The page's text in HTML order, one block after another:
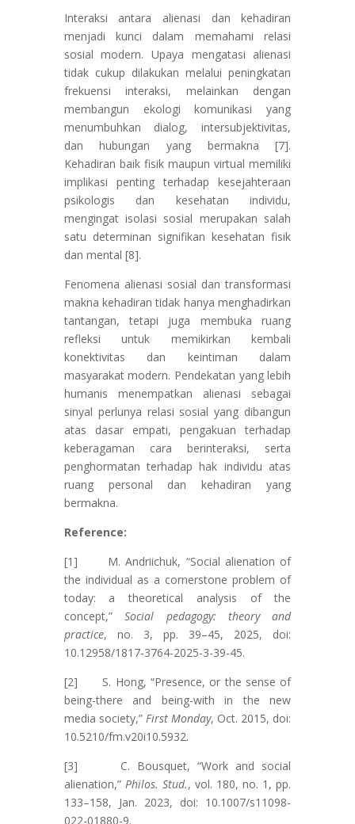
Interaksi antara alienasi dan kehadiran
menjadi kunci dalam memahami relasi
sosial modern. Upaya mengatasi alienasi
tidak cukup dilakukan melalui peningkatan
frekuensi interaksi, melainkan dengan
membangun ekologi komunikasi yang
menumbuhkan dialog, intersubjektivitas,
dan hubungan yang bermakna [7].
Kehadiran baik fisik maupun virtual memiliki
implikasi penting terhadap kesejahteraan
psikologis dan kesehatan individu,
mengingat isolasi sosial merupakan salah
satu determinan signifikan kesehatan fisik
dan mental [8].
Fenomena alienasi sosial dan transformasi
makna kehadiran tidak hanya menghadirkan
tantangan, tetapi juga membuka ruang
refleksi untuk memikirkan kembali
konektivitas dan keintiman dalam
masyarakat modern. Pendekatan yang lebih
humanis menempatkan alienasi sebagai
sinyal perlunya relasi sosial yang dibangun
atas dasar empati, pengakuan terhadap
keberagaman cara berinteraksi, serta
penghormatan terhadap hak individu atas
ruang personal dan kehadiran yang
bermakna.
Reference:
[1] M. Andriichuk, “Social alienation of
the individual as a cornerstone problem of
today: a theoretical analysis of the
concept,”Social pedagogy: theory and
practice, no. 3, pp. 39–45, 2025, doi:
10.12958/1817-3764-2025-3-39-45.
[2] S. Hong, “Presence, or the sense of
being-there and being-with in the new
media society,” First Monday, Oct. 2015, doi:
10.5210/fm.v20i10.5932.
[3] C. Bousquet, “Work and social
alienation,” Philos. Stud., vol. 180, no. 1, pp.
133–158, Jan. 2023, doi: 10.1007/s11098-
022-01880-9.